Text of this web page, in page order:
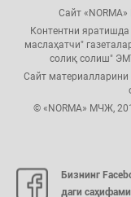
Сайт
Контентни
маслаҳатчи"
солиқ солиш"
Сайт материалларини
© «NORMA» МЧЖ,
Бизнинг
даги